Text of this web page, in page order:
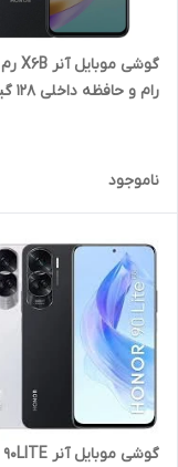
رام و حافظه داخلی 128 گیگ 4G
ناموجود